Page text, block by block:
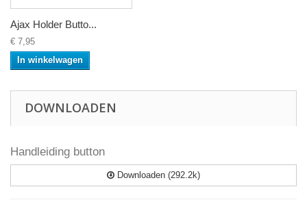
Ajax Holder Butto...
€ 7,95
In winkelwagen
DOWNLOADEN
Handleiding button
Downloaden (292.2k)